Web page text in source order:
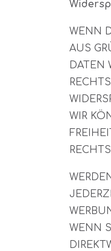
WENN
AUS
DATEN
WIR
WENN